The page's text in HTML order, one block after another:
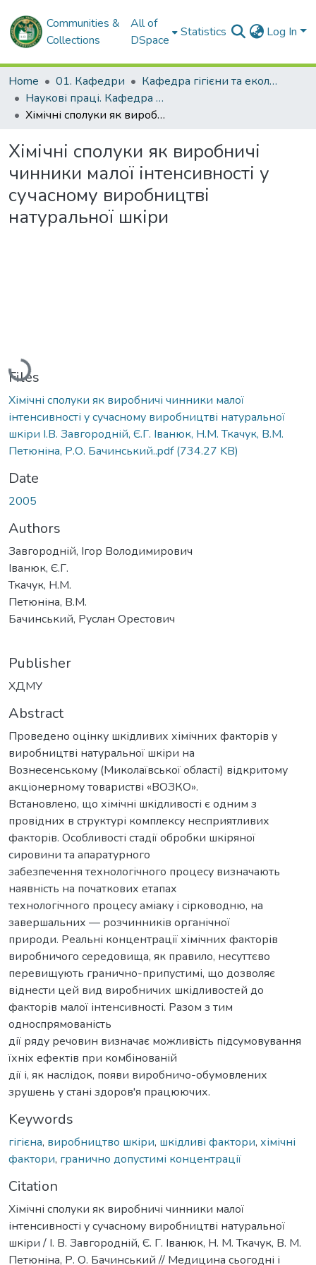
Communities &
Collections
All of
DSpace
Statistics Log In
Home 01. Кафедри
Кафедра гігієни та екології № 2
Наукові праці. Кафедра гігієни та екології № 2
Хімічні сполуки як виробничі чинники малої інтенсивності у сучасному виробництві натуральної шкіри
Хімічні сполуки як виробничі
чинники малої інтенсивності у
сучасному виробництві
натуральної шкіри
Loading...
Files
Хімічні сполуки як виробничі чинники малої
інтенсивності у сучасному виробництві натуральної
шкіри І.В. Завгородній, Є.Г. Іванюк, Н.М. Ткачук, В.М.
Петюніна, Р.О. Бачинський..pdf(734.27 KB)
Date
2005
Authors
Завгородній, Ігор Володимирович
Іванюк, Є.Г.
Ткачук, Н.М.
Петюніна, В.М.
Бачинський, Руслан Орестович
Publisher
ХДМУ
Abstract
Проведено оцінку шкідливих хімічних факторів у
виробництві натуральної шкіри на
Вознесенському (Миколаївської області) відкритому
акціонерному товаристві «ВОЗКО».
Встановлено, що хімічні шкідливості є одним з
провідних в структурі комплексу несприятливих
факторів. Особливості стадії обробки шкіряної
сировини та апаратурного
забезпечення технологічного процесу визначають
наявність на початкових етапах
технологічного процесу аміаку і сірководню, на
завершальних — розчинників органічної
природи. Реальні концентрації хімічних факторів
виробничого середовища, як правило, несуттєво
перевищують гранично-припустимі, що дозволяє
віднести цей вид виробничих шкідливостей до
факторів малої інтенсивності. Разом з тим
односпрямованість
дії ряду речовин визначає можливість підсумовування
їхніх ефектів при комбінованій
дії і, як наслідок, появи виробничо-обумовлених
зрушень у стані здоров'я працюючих.
Keywords
гігієна, виробництво шкіри, шкідливі фактори, хімічні
фактори, гранично допустимі концентрації
Citation
Хімічні сполуки як виробничі чинники малої
інтенсивності у сучасному виробництві натуральної
шкіри / І. В. Завгородній, Є. Г. Іванюк, Н. М. Ткачук, В. М.
Петюніна, Р. О. Бачинський // Медицина сьогодні і